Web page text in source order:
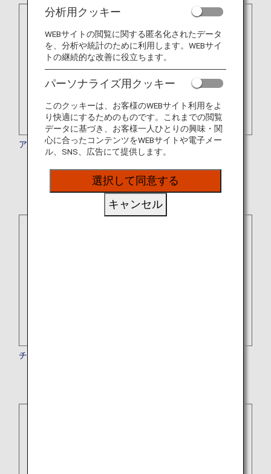
アクア‐アストン・ホスピタリティ
チャトリウム・ホテル＆レジデンス
分析用クッキー
WEBサイトの閲覧に関する匿名化されたデータ
を、分析や統計のために利用します。WEBサイ
トの継続的な改善に役立ちます。
パーソナライズ用クッキー
このクッキーは、お客様のWEBサイト利用をよ
り快適にするためのものです。これまでの閲覧
データに基づき、お客様一人ひとりの興味・関
心に合ったコンテンツをWEBサイトや電子メー
ル、SNS、広告にて提供します。
選択して同意する
キャンセル